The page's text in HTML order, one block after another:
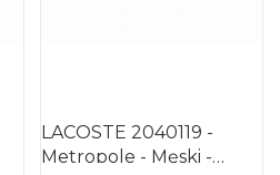
LACOSTE 2040119 -
Metropole - Męski -